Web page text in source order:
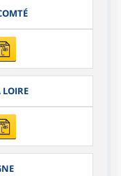
LOIRE